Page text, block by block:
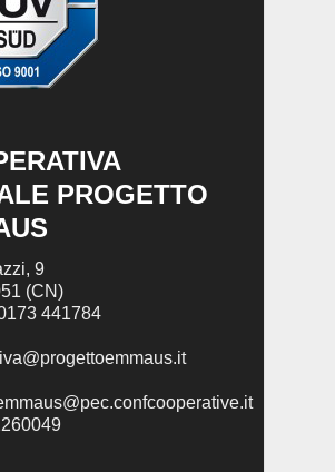
PROGETTO
9
(CN)
441784